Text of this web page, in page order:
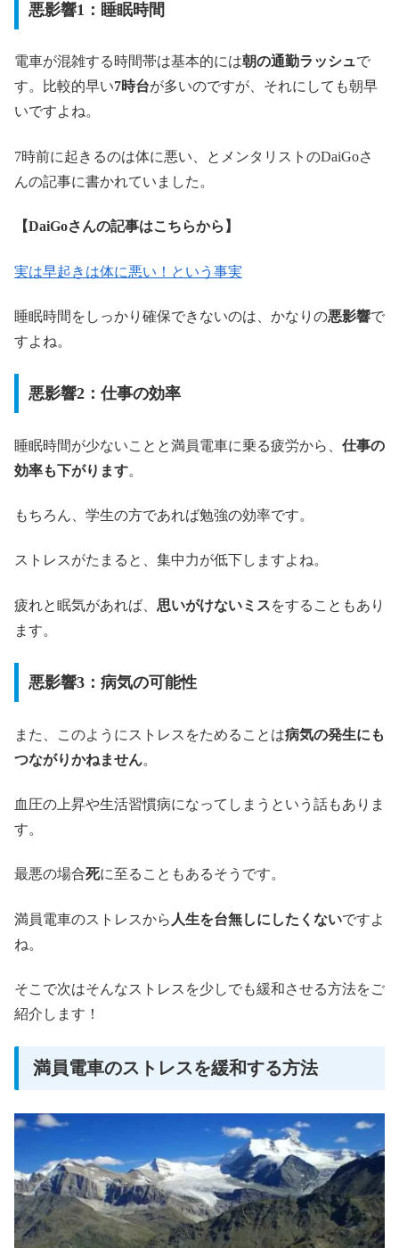
悪影響1：睡眠時間
電車が混雑する時間帯は基本的には朝の通勤ラッシュで
す。比較的早い7時台が多いのですが、それにしても朝早
いですよね。
7時前に起きるのは体に悪い、とメンタリストのDaiGoさ
んの記事に書かれていました。
【DaiGoさんの記事はこちらから】
実は早起きは体に悪い！という事実
睡眠時間をしっかり確保できないのは、かなりの悪影響で
すよね。
悪影響2：仕事の効率
睡眠時間が少ないことと満員電車に乗る疲労から、 仕事の
効率も下がります。
もちろん、学生の方であれば勉強の効率です。
ストレスがたまると、集中力が低下しますよね。
疲れと眠気があれば、 思いがけないミスをすることもあり
ます。
悪影響3：病気の可能性
また、このようにストレスをためることは病気の発生にも
つながりかねません。
血圧の上昇や生活習慣病になってしまうという話もありま
す。
最悪の場合死に至ることもあるそうです。
満員電車のストレスから 人生を台無しにしたくないですよ
ね。
そこで次はそんなストレスを少しでも緩和させる方法をご
紹介します！
満員電車のストレスを緩和する方法